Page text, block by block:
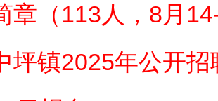
章（113人，8月
坪镇2025年公开